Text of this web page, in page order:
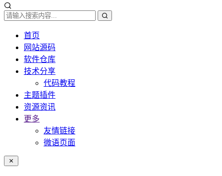
首页
网站源码
软件仓库
技术分享
代码教程
主题插件
资源资讯
更多
友情链接
微语页面